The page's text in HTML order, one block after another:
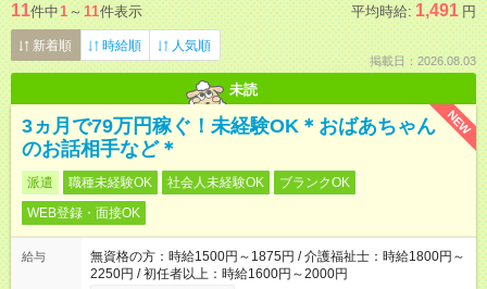
11件中1 ～ 11件表示 平均時給: 1,491 円
新着順 時給順 人気順
掲載日：2026.08.03
未読
NEW
3ヵ月で79万円稼ぐ！未経験OK＊おばあちゃん
のお話相手など＊
派遣 職種未経験OK 社会人未経験OK
ブランクOK
WEB登録・面接OK
給与
無資格の方：時給1500円～1875円 / 介護福祉士：時給1800円～
2250円 / 初任者以上：時給1600円～2000円